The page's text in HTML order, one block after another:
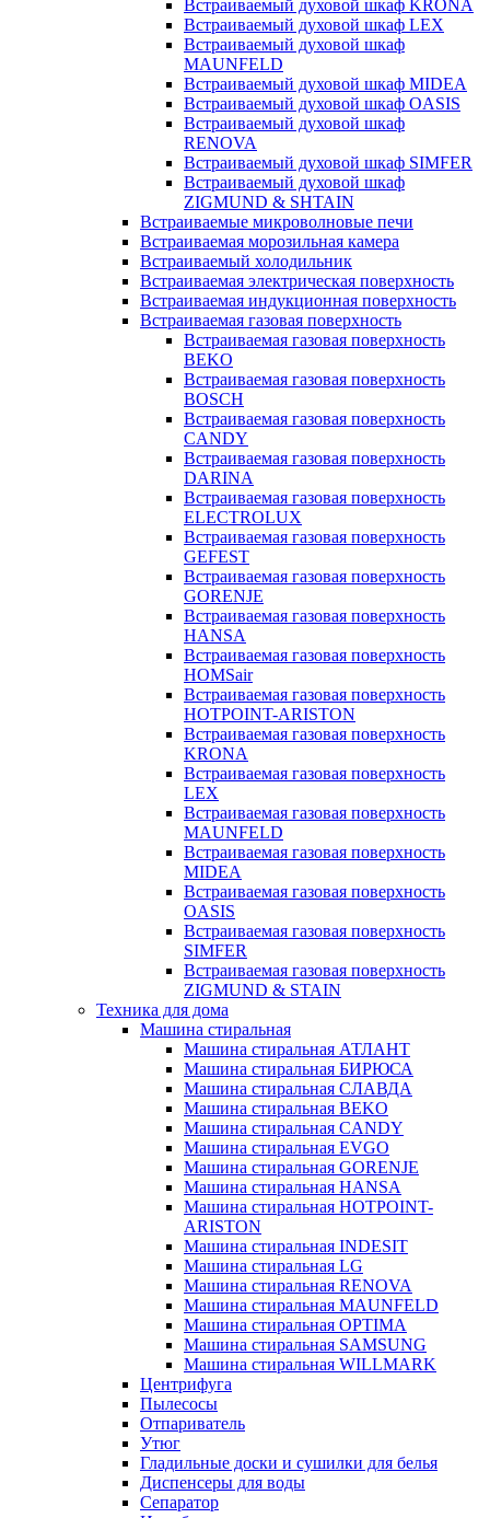
Встраиваемый духовой шкаф KRONA
Встраиваемый духовой шкаф LEX
Встраиваемый духовой шкаф
MAUNFELD
Встраиваемый духовой шкаф MIDEA
Встраиваемый духовой шкаф OASIS
Встраиваемый духовой шкаф
RENOVA
Встраиваемый духовой шкаф SIMFER
Встраиваемый духовой шкаф
ZIGMUND & SHTAIN
Встраиваемые микроволновые печи
Встраиваемая морозильная камера
Встраиваемый холодильник
Встраиваемая электрическая поверхность
Встраиваемая индукционная поверхность
Встраиваемая газовая поверхность
Встраиваемая газовая поверхность
BEKO
Встраиваемая газовая поверхность
BOSCH
Встраиваемая газовая поверхность
CANDY
Встраиваемая газовая поверхность
DARINA
Встраиваемая газовая поверхность
ELECTROLUX
Встраиваемая газовая поверхность
GEFEST
Встраиваемая газовая поверхность
GORENJE
Встраиваемая газовая поверхность
HANSA
Встраиваемая газовая поверхность
HOMSair
Встраиваемая газовая поверхность
HOTPOINT-ARISTON
Встраиваемая газовая поверхность
KRONA
Встраиваемая газовая поверхность
LEX
Встраиваемая газовая поверхность
MAUNFELD
Встраиваемая газовая поверхность
MIDEA
Встраиваемая газовая поверхность
OASIS
Встраиваемая газовая поверхность
SIMFER
Встраиваемая газовая поверхность
ZIGMUND & STAIN
Техника для дома
Машина стиральная
Машина стиральная АТЛАНТ
Машина стиральная БИРЮСА
Машина стиральная СЛАВДА
Машина стиральная BEKO
Машина стиральная CANDY
Машина стиральная EVGO
Машина стиральная GORENJE
Машина стиральная HANSA
Машина стиральная HOTPOINT-
ARISTON
Машина стиральная INDESIT
Машина стиральная LG
Машина стиральная RENOVA
Машина стиральная MAUNFELD
Машина стиральная OPTIMA
Машина стиральная SAMSUNG
Машина стиральная WILLMARK
Центрифуга
Пылесосы
Отпариватель
Утюг
Гладильные доски и сушилки для белья
Диспенсеры для воды
Сепаратор